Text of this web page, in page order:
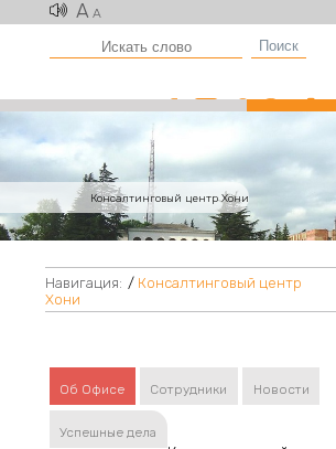
A A
Поиск
Консалтинговый центр Хони
Навигация: / Консалтинговый центр
Хони
Об Офисе Сотрудники Новости
Успешные дела